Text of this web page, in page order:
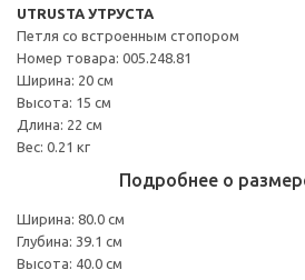
UTRUSTA УТРУСТА
Петля со встроенным стопором
Номер товара: 005.248.81
Ширина: 20 см
Высота: 15 см
Длина: 22 см
Вес: 0.21 кг
Подробнее о
Ширина: 80.0 см
Глубина: 39.1 см
Высота: 40.0 см